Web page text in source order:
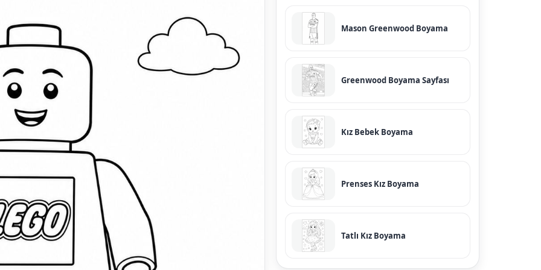
Mason Greenwood Boyama
Greenwood Boyama Sayfası
Kız Bebek Boyama
Prenses Kız Boyama
Tatlı Kız Boyama